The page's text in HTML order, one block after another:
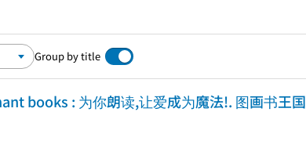
Group by title
books : 为你朗读,让爱成为魔法!. 图画书王国